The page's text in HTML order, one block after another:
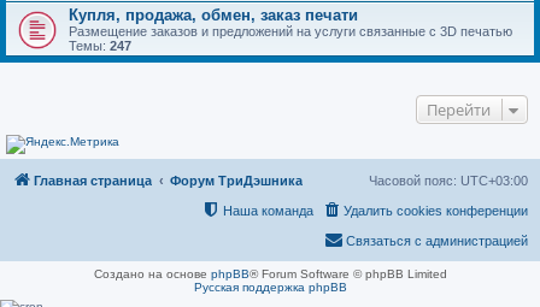
Купля, продажа, обмен, заказ печати
Размещение заказов и предложений на услуги связанные с 3D печатью
Темы: 247
Перейти
Главная страница Форум ТриДэшника Часовой пояс: UTC+03:00
Удалить cookies конференции
Наша команда
Связаться с администрацией
Создано на основе phpBB® Forum Software © phpBB Limited
Русская поддержка phpBB